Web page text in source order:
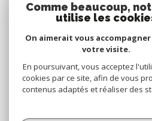
Nous
Comme beaucoup,
utilise les
On aimerait vous
votre visite.
En poursuivant, vous acceptez
cookies par ce site, afin de vous
contenus adaptés et réaliser des